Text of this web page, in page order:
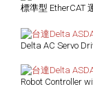
標準型 EtherCAT
Delta AC Servo
Robot Controller